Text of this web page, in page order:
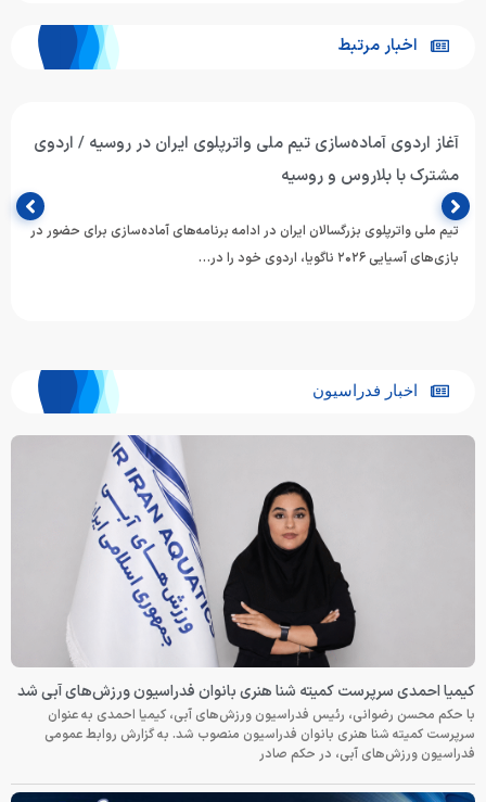
اخبار مرتبط
آغاز اردوی آماده‌سازی تیم ملی واترپلوی ایران در روسیه / اردوی
مشترک با بلاروس و روسیه
تیم ملی واترپلوی بزرگسالان ایران در ادامه برنامه‌های آماده‌سازی برای حضور در
بازی‌های آسیایی ۲۰۲۶ ناگویا، اردوی خود را در…
اخبار فدراسیون
کیمیا احمدی سرپرست کمیته شنا هنری بانوان فدراسیون ورزش‌های آبی شد
با حکم محسن رضوانی، رئیس فدراسیون ورزش‌های آبی، کیمیا احمدی به عنوان
سرپرست کمیته شنا هنری بانوان فدراسیون منصوب شد. به گزارش روابط عمومی
فدراسیون ورزش‌های آبی، در حکم صادر